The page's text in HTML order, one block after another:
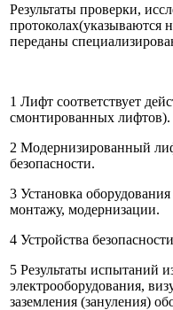
Результаты проверки,
протоколах(указываются
переданы
1 Лифт соответствует
смонтированных лифтов).
2 Модернизированный
безопасности.
3 Установка
монтажу, модернизации.
4 Устройства
5 Результаты испытаний
электрооборудования,
заземления (зануления)